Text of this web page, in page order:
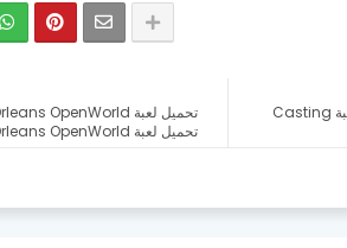
تحميل لعبة Casting Away مهكرة أخر إصدار تحميل لعبة Casting
تحميل لعبة Gangstar New Orleans OpenWorld مهكرة أخر إصدار